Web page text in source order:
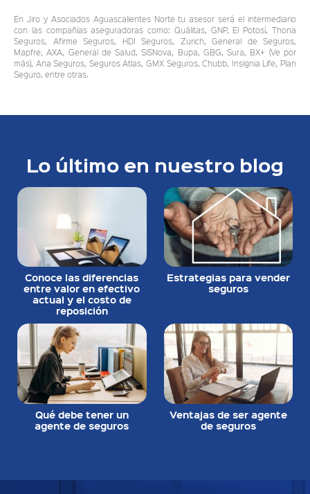
En Jiro y Asociados Aguascalientes Norte tu asesor será el intermediario
con las compañías aseguradoras como: Quálitas, GNP, El Potosí, Thona
Seguros, Afirme Seguros, HDI Seguros, Zurich, General de Seguros,
Mapfre, AXA, General de Salud, SiSNova, Bupa, GBG, Sura, BX+ (Ve por
más), Ana Seguros, Seguros Atlas, GMX Seguros, Chubb, Insignia Life, Plan
Seguro, entre otras.
Lo último en nuestro blog
Conoce las diferencias
entre valor en efectivo
actual y el costo de
reposición
Estrategias para vender
seguros
Qué debe tener un
agente de seguros
Ventajas de ser agente
de seguros